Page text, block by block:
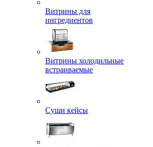
Витрины для
ингредиентов
Витрины холодильные
встраиваемые
Суши кейсы